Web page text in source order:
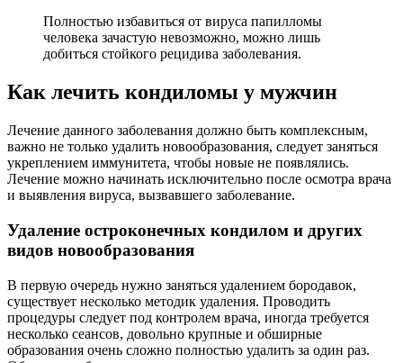
Полностью избавиться от вируса папилломы
человека зачастую невозможно, можно лишь
добиться стойкого рецидива заболевания.
Как лечить кондиломы у мужчин
Лечение данного заболевания должно быть комплексным,
важно не только удалить новообразования, следует заняться
укреплением иммунитета, чтобы новые не появлялись.
Лечение можно начинать исключительно после осмотра врача
и выявления вируса, вызвавшего заболевание.
Удаление остроконечных кондилом и других
видов новообразования
В первую очередь нужно заняться удалением бородавок,
существует несколько методик удаления. Проводить
процедуры следует под контролем врача, иногда требуется
несколько сеансов, довольно крупные и обширные
образования очень сложно полностью удалить за один раз.